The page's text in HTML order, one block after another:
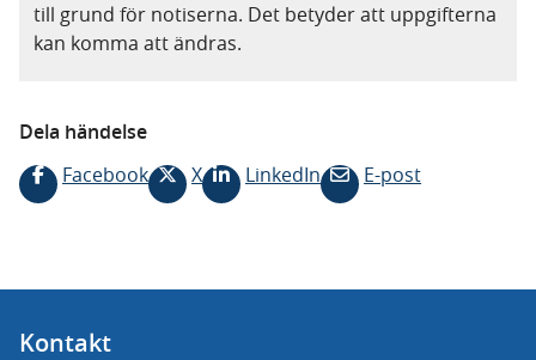
till grund för notiserna. Det betyder att uppgifterna
kan komma att ändras.
Dela händelse
Facebook
X LinkedIn E-post
Kontakt